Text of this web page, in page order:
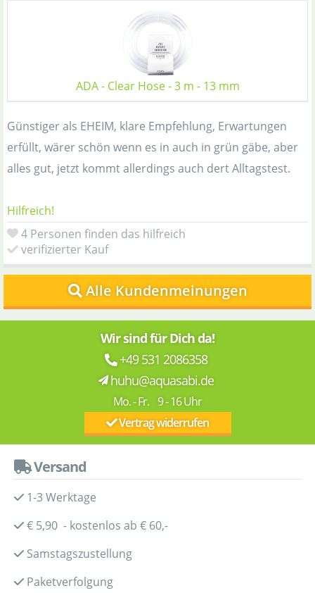
ADA - Clear Hose - 3 m - 13 mm
Günstiger als EHEIM, klare Empfehlung, Erwartungen
erfüllt, wärer schön wenn es in auch in grün gäbe, aber
alles gut, jetzt kommt allerdings auch dert Alltagstest.
Hilfreich!
4 Personen finden das hilfreich
verifizierter Kauf
Alle Kundenmeinungen
Wir sind für Dich da!
+49 531 2086358
huhu@aquasabi.de
Mo. - Fr. 9 - 16 Uhr
Vertrag widerrufen
Versand
1-3 Werktage
€ 5,90 - kostenlos ab € 60,-
Samstagszustellung
Paketverfolgung